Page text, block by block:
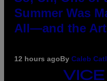
Summer Was
All—and the
12 hours agoBy Caleb
VICE